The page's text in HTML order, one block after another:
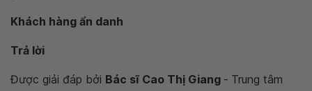
Khách hàng ẩn danh
Trả lời
Được giải đáp bởi Bác sĩ Cao Thị Giang - Trung tâm